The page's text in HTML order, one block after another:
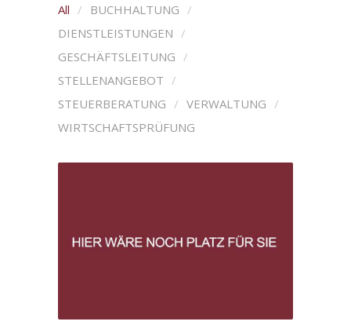
All
BUCHHALTUNG
DIENSTLEISTUNGEN
GESCHÄFTSLEITUNG
STELLENANGEBOT
STEUERBERATUNG
VERWALTUNG
WIRTSCHAFTSPRÜFUNG